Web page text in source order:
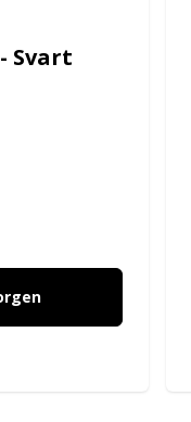
Svart